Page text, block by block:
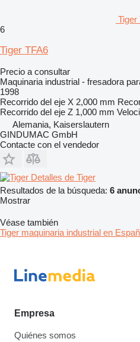
Tiger
6
Tiger TFA6
Precio a consultar
Maquinaria industrial - fresadora
1998
Recorrido del eje X 2,000 mm
Recorrido del eje Z 1,000 mm
Alemania, Kaiserslautern
GINDUMAC GmbH
Contacte con el vendedor
Detalles de Tiger
Resultados de la búsqueda: 6
Mostrar
Véase también
Tiger maquinaria industrial en
Empresa
Quiénes somos